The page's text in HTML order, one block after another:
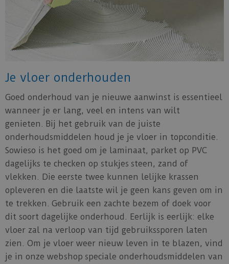
Je vloer onderhouden
Goed onderhoud van je nieuwe aanwinst is essentieel
wanneer je er lang, veel en intens van wilt
genieten. Bij het gebruik van de juiste
onderhoudsmiddelen houd je je vloer in topconditie.
Sowieso is het goed om je laminaat, parket op PVC
dagelijks te checken op stukjes steen, zand of
vlekken. Die eerste twee kunnen lelijke krassen
opleveren en die laatste wil je geen kans geven om in
te trekken. Gebruik een zachte bezem of doek voor
dit soort dagelijke onderhoud. Eerlijk is eerlijk: elke
vloer zal na verloop van tijd gebruikssporen laten
zien. Om je vloer weer nieuw leven in te blazen, vind
je in onze webshop speciale onderhoudsmiddelen van